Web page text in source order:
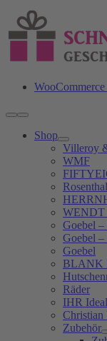
Inhalt
springen
Toggle
Navigation
Shop
Villeroy
WMF
Rosenthal
Goebel
Goebel
Goebel
BLANK
Räder
IHR
Zubehör